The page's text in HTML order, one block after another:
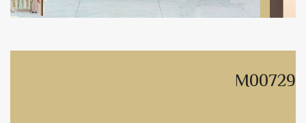
M00729